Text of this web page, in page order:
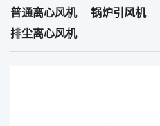
普通离心风机 锅炉引风机
排尘离心风机